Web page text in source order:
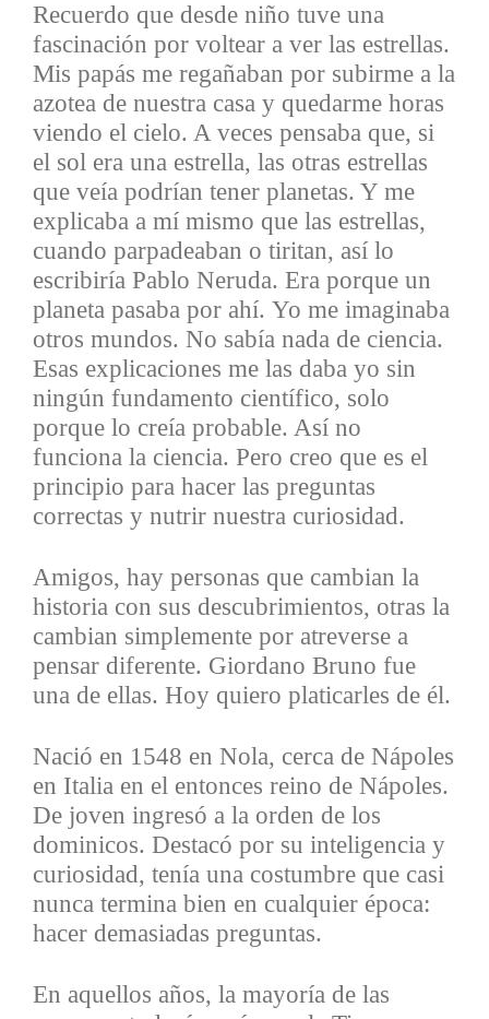
Recuerdo que desde niño tuve una
fascinación por voltear a ver las estrellas.
Mis papás me regañaban por subirme a la
azotea de nuestra casa y quedarme horas
viendo el cielo. A veces pensaba que, si
el sol era una estrella, las otras estrellas
que veía podrían tener planetas. Y me
explicaba a mí mismo que las estrellas,
cuando parpadeaban o tiritan, así lo
escribiría Pablo Neruda. Era porque un
planeta pasaba por ahí. Yo me imaginaba
otros mundos. No sabía nada de ciencia.
Esas explicaciones me las daba yo sin
ningún fundamento científico, solo
porque lo creía probable. Así no
funciona la ciencia. Pero creo que es el
principio para hacer las preguntas
correctas y nutrir nuestra curiosidad.
Amigos, hay personas que cambian la
historia con sus descubrimientos, otras la
cambian simplemente por atreverse a
pensar diferente. Giordano Bruno fue
una de ellas. Hoy quiero platicarles de él.
Nació en 1548 en Nola, cerca de Nápoles
en Italia en el entonces reino de Nápoles.
De joven ingresó a la orden de los
dominicos. Destacó por su inteligencia y
curiosidad, tenía una costumbre que casi
nunca termina bien en cualquier época:
hacer demasiadas preguntas.
En aquellos años, la mayoría de las